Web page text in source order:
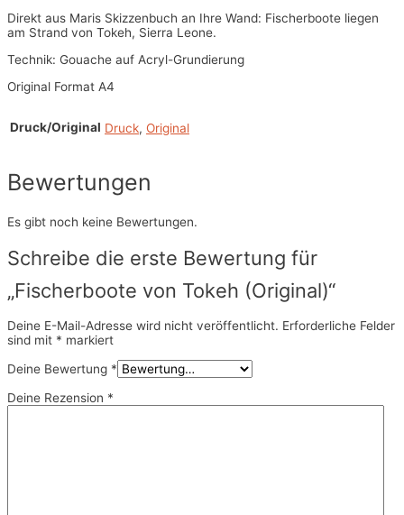
Direkt aus Maris Skizzenbuch an Ihre Wand: Fischerboote liegen
am Strand von Tokeh, Sierra Leone.
Technik: Gouache auf Acryl-Grundierung
Original Format A4
Druck/Original Druck, Original
Bewertungen
Es gibt noch keine Bewertungen.
Schreibe die erste Bewertung für
„Fischerboote von Tokeh (Original)“
Deine E-Mail-Adresse wird nicht veröffentlicht. Erforderliche Felder
sind mit * markiert
Deine Bewertung *
Deine Rezension *